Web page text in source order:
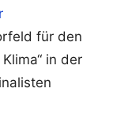
für den
in der